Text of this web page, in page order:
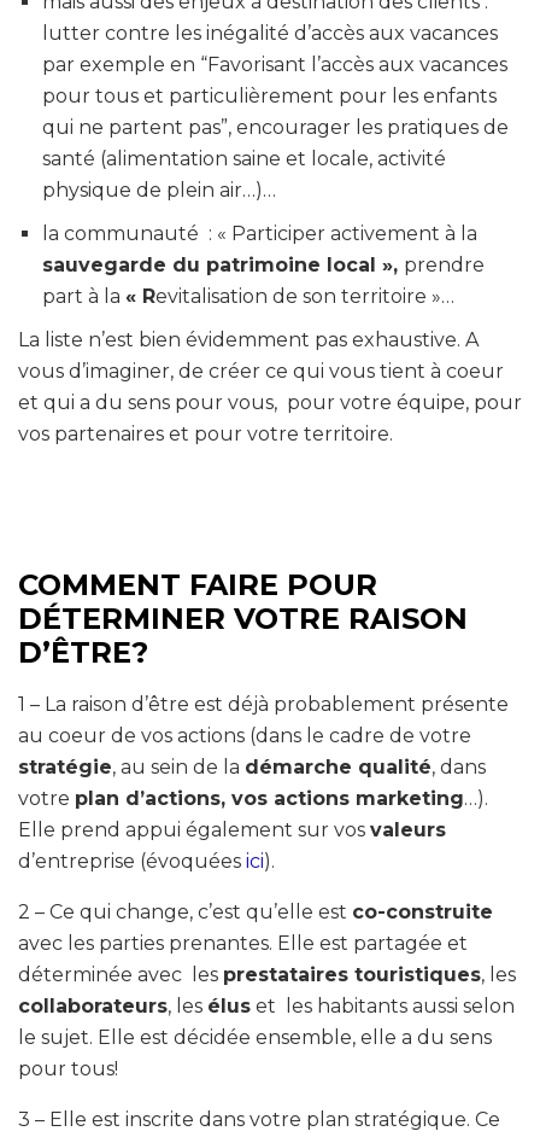
lutter contre les inégalité d’accès aux vacances
par exemple en “Favorisant l’accès aux vacances
pour tous et particulièrement pour les enfants
qui ne partent pas”, encourager les pratiques de
santé (alimentation saine et locale, activité
physique de plein air…)…
la communauté : « Participer activement à la
sauvegarde du patrimoine local », prendre
part à la « Revitalisation de son territoire »…
La liste n’est bien évidemment pas exhaustive. A
vous d’imaginer, de créer ce qui vous tient à coeur
et qui a du sens pour vous, pour votre équipe, pour
vos partenaires et pour votre territoire.
COMMENT FAIRE POUR
DÉTERMINER VOTRE RAISON
D’ÊTRE?
1 – La raison d’être est déjà probablement présente
au coeur de vos actions (dans le cadre de votre
stratégie, au sein de la démarche qualité, dans
votre plan d’actions, vos actions marketing…).
Elle prend appui également sur vos valeurs
d’entreprise (évoquées ici).
2 – Ce qui change, c’est qu’elle est co-construite
avec les parties prenantes. Elle est partagée et
déterminée avec
les prestataires touristiques, les
collaborateurs, les élus et les habitants aussi selon
le sujet. Elle est décidée ensemble, elle a du sens
pour tous!
3 – Elle est inscrite dans votre plan stratégique. Ce